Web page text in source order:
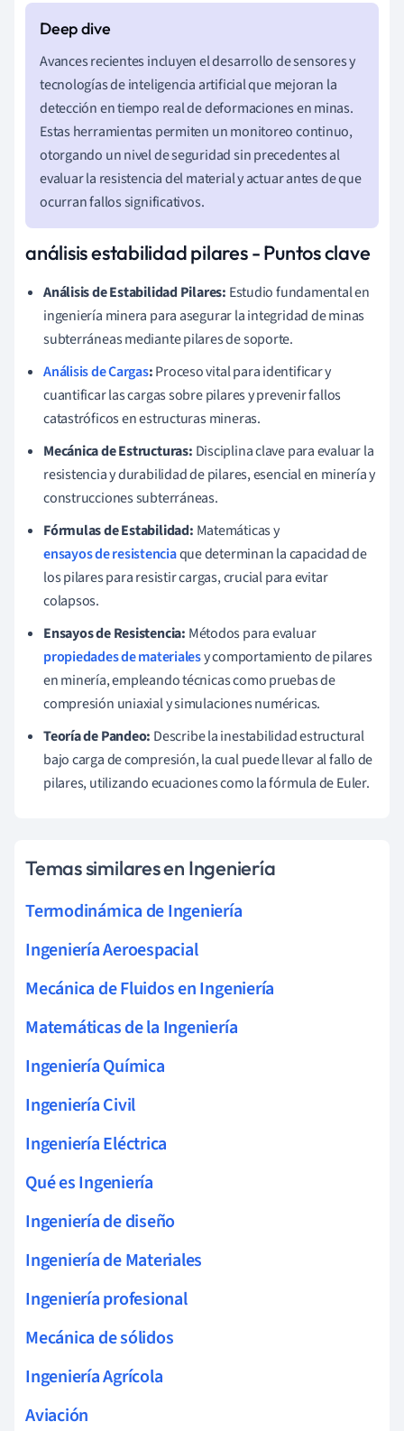
Avances recientes incluyen el desarrollo de sensores y
tecnologías de inteligencia artificial que mejoran la
detección en tiempo real de deformaciones en minas.
Estas herramientas permiten un monitoreo continuo,
otorgando un nivel de seguridad sin precedentes al
evaluar la resistencia del material y actuar antes de que
ocurran fallos significativos.
análisis estabilidad pilares - Puntos clave
Análisis de Estabilidad Pilares: Estudio fundamental en
ingeniería minera para asegurar la integridad de minas
subterráneas mediante pilares de soporte.
Análisis de Cargas:Proceso vital para identificar y
cuantificar las cargas sobre pilares y prevenir fallos
catastróficos en estructuras mineras.
Mecánica de Estructuras: Disciplina clave para evaluar la
resistencia y durabilidad de pilares, esencial en minería y
construcciones subterráneas.
Fórmulas de Estabilidad: Matemáticas y
ensayos de resistenciaque determinan la capacidad de
los pilares para resistir cargas, crucial para evitar
colapsos.
Ensayos de Resistencia: Métodos para evaluar
propiedades de materialesy comportamiento de pilares
en minería, empleando técnicas como pruebas de
compresión uniaxial y simulaciones numéricas.
Teoría de Pandeo: Describe la inestabilidad estructural
bajo carga de compresión, la cual puede llevar al fallo de
pilares, utilizando ecuaciones como la fórmula de Euler.
Temas similares en Ingeniería
Termodinámica de Ingeniería
Ingeniería Aeroespacial
Mecánica de Fluidos en Ingeniería
Matemáticas de la Ingeniería
Ingeniería Química
Ingeniería Civil
Ingeniería Eléctrica
Qué es Ingeniería
Ingeniería de diseño
Ingeniería de Materiales
Ingeniería profesional
Mecánica de sólidos
Ingeniería Agrícola
Aviación